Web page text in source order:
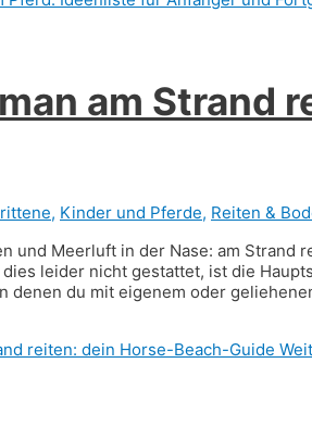
am Strand
, Kinder und Pferde, Reiten &
und Meerluft in der Nase: am Strand
leider nicht gestattet, ist die
denen du mit eigenem oder
reiten: dein Horse-Beach-Guide